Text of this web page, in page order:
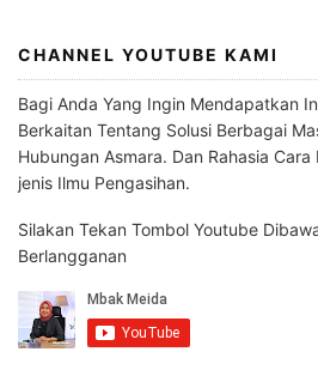
CHANNEL YOUTUBE KAMI
Bagi Anda Yang Ingin Mendapatkan
Berkaitan Tentang Solusi Berbagai
Hubungan Asmara. Dan Rahasia
jenis Ilmu Pengasihan.
Silakan Tekan Tombol Youtube
Berlangganan